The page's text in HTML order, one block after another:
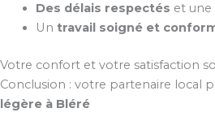
Des délais respectés et une
Un travail soigné et
Votre confort et votre satisfaction
Conclusion : votre partenaire local
légère à Bléré